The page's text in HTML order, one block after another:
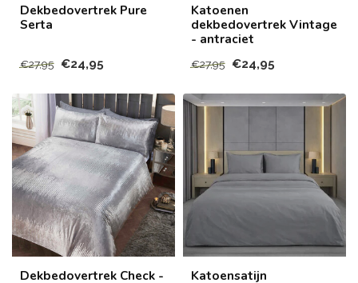
Dekbedovertrek Pure
Serta
€27,95 €24,95
Katoenen
dekbedovertrek Vintage
- antraciet
€27,95 €24,95
Dekbedovertrek Check -
Katoensatijn